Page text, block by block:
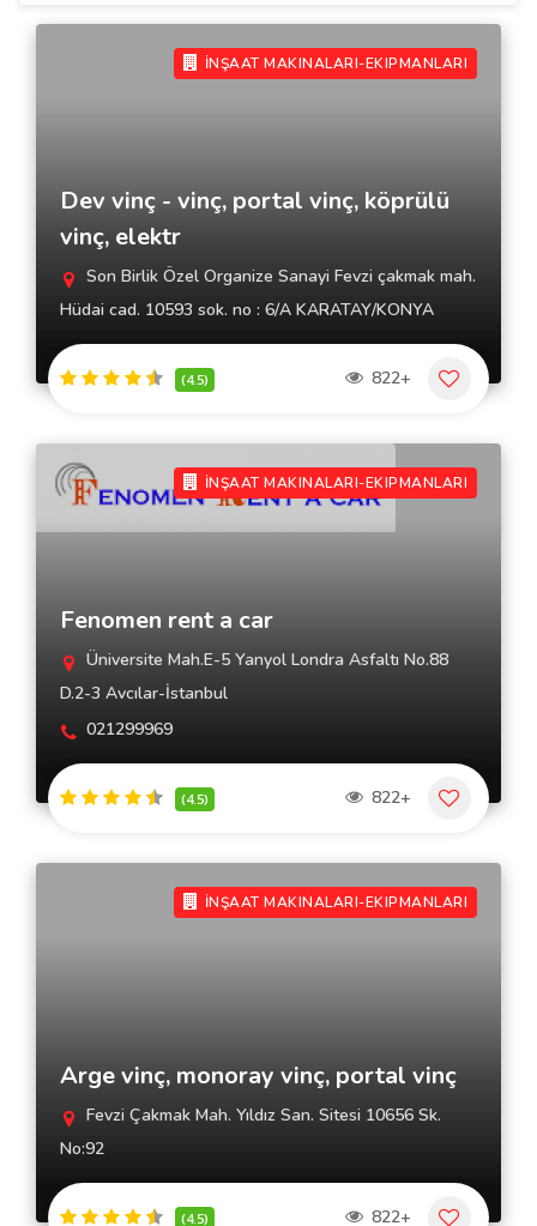
İNŞAAT MAKINALARI-EKIPMANLARI
Dev vinç - vinç, portal vinç, köprülü
vinç, elektr
Son Birlik Özel Organize Sanayi Fevzi çakmak mah.
Hüdai cad. 10593 sok. no : 6/A KARATAY/KONYA
(4.5) 822+
İNŞAAT MAKINALARI-EKIPMANLARI
Fenomen rent a car
Üniversite Mah.E-5 Yanyol Londra Asfaltı No.88
D.2-3 Avcılar-İstanbul
021299969
(4.5) 822+
İNŞAAT MAKINALARI-EKIPMANLARI
Arge vinç, monoray vinç, portal vinç
Fevzi Çakmak Mah. Yıldız San. Sitesi 10656 Sk.
No:92
(4.5) 822+